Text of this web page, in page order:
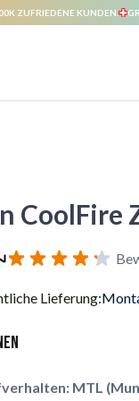
ZUFRIEDENE KUNDEN.
CoolFire
Lieferung:
MTL